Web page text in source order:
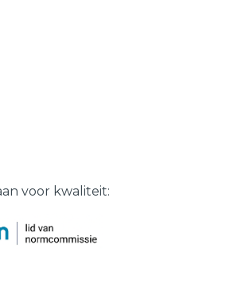
voor kwaliteit: